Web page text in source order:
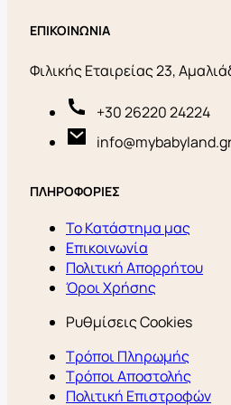
ΕΠΙΚΟΙΝΩΝΙΑ
Φιλικής Εταιρείας 23,
+30 26220 24224
ΠΛΗΡΟΦΟΡΙΕΣ
Το Κατάστημα μας
Επικοινωνία
Πολιτική Απορρήτου
Όροι Χρήσης
Ρυθμίσεις Cookies
Τρόποι Πληρωμής
Τρόποι Αποστολής
Πολιτική Επιστροφών